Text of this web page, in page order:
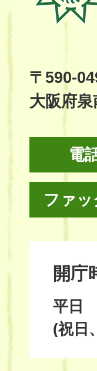
Kumatori
Site
〒590-
大阪府
電
ファッ
開庁
平日
(祝日